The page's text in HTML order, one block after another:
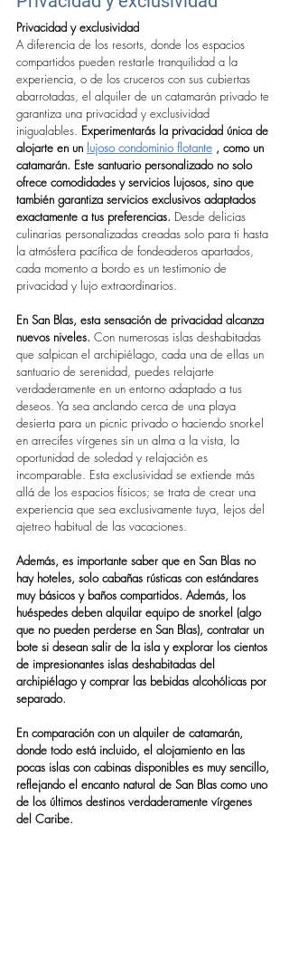
Privacidad y exclusividad
A diferencia de los resorts, donde los espacios
compartidos pueden restarle tranquilidad a la
experiencia, o de los cruceros con sus cubiertas
abarrotadas, el alquiler de un catamarán privado te
garantiza una privacidad y exclusividad
inigualables. Experimentarás la privacidad única de
alojarte en un lujoso condominio flotante , como un
catamarán. Este santuario personalizado no solo
ofrece comodidades y servicios lujosos, sino que
también garantiza servicios exclusivos adaptados
exactamente a tus preferencias. Desde delicias
culinarias personalizadas creadas solo para ti hasta
la atmósfera pacífica de fondeaderos apartados,
cada momento a bordo es un testimonio de
privacidad y lujo extraordinarios.
En San Blas, esta sensación de privacidad alcanza
nuevos niveles. Con numerosas islas deshabitadas
que salpican el archipiélago, cada una de ellas un
santuario de serenidad, puedes relajarte
verdaderamente en un entorno adaptado a tus
deseos. Ya sea anclando cerca de una playa
desierta para un picnic privado o haciendo snorkel
en arrecifes vírgenes sin un alma a la vista, la
oportunidad de soledad y relajación es
incomparable. Esta exclusividad se extiende más
allá de los espacios físicos; se trata de crear una
experiencia que sea exclusivamente tuya, lejos del
ajetreo habitual de las vacaciones.
Además, es importante saber que en San Blas no
hay hoteles, solo cabañas rústicas con estándares
muy básicos y baños compartidos. Además, los
huéspedes deben alquilar equipo de snorkel (algo
que no pueden perderse en San Blas), contratar un
bote si desean salir de la isla y explorar los cientos
de impresionantes islas deshabitadas del
archipiélago y comprar las bebidas alcohólicas por
separado.
En comparación con un alquiler de catamarán,
donde todo está incluido, el alojamiento en las
pocas islas con cabinas disponibles es muy sencillo,
reflejando el encanto natural de San Blas como uno
de los últimos destinos verdaderamente vírgenes
del Caribe.